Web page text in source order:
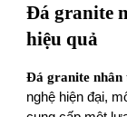
Đá granite
hiệu quả
Đá granite nhân
nghệ hiện đại,